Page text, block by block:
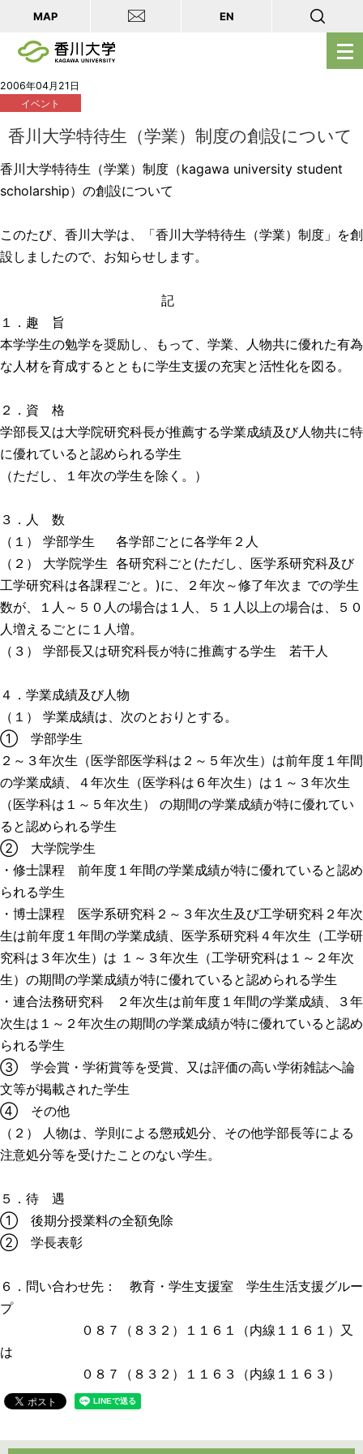
メ
ニ
を
く
MAP EN
2006年04月21日
イベント
香川大学特待生（学業）制度の創設について
香川大学特待生（学業）制度（kagawa university student
scholarship）の創設について
このたび、香川大学は、「香川大学特待生（学業）制度」を創
設しましたので、お知らせします。
記
１．趣 旨
本学学生の勉学を奨励し、もって、学業、人物共に優れた有為
な人材を育成するとともに学生支援の充実と活性化を図る。
２．資 格
学部長又は大学院研究科長が推薦する学業成績及び人物共に特
に優れていると認められる学生
（ただし、１年次の学生を除く。）
３．人 数
（１） 学部学生
各学部ごとに各学年２人
（２） 大学院学生 各研究科ごと(ただし、医学系研究科及び
工学研究科は各課程ごと。)に、２年次～修了年次ま での学生
数が、１人～５０人の場合は１人、５１人以上の場合は、５０
人増えるごとに１人増。
（３） 学部長又は研究科長が特に推薦する学生 若干人
４．学業成績及び人物
（１） 学業成績は、次のとおりとする。
① 学部学生
２～３年次生（医学部医学科は２～５年次生）は前年度１年間
の学業成績、４年次生（医学科は６年次生）は１～３年次生
（医学科は１～５年次生） の期間の学業成績が特に優れてい
ると認められる学生
② 大学院学生
・修士課程 前年度１年間の学業成績が特に優れていると認め
られる学生
・博士課程 医学系研究科２～３年次生及び工学研究科２年次
生は前年度１年間の学業成績、医学系研究科４年次生（工学研
究科は３年次生）は １～３年次生（工学研究科は１～２年次
生）の期間の学業成績が特に優れていると認められる学生
・連合法務研究科 ２年次生は前年度１年間の学業成績、３年
次生は１～２年次生の期間の学業成績が特に優れていると認め
られる学生
③ 学会賞・学術賞等を受賞、又は評価の高い学術雑誌へ論
文等が掲載された学生
④ その他
（２） 人物は、学則による懲戒処分、その他学部長等による
注意処分等を受けたことのない学生。
５．待 遇
① 後期分授業料の全額免除
② 学長表彰
６．問い合わせ先： 教育・学生支援室 学生生活支援グルー
プ
０８７（８３２）１１６１（内線１１６１）又
は
０８７（８３２）１１６３（内線１１６３）